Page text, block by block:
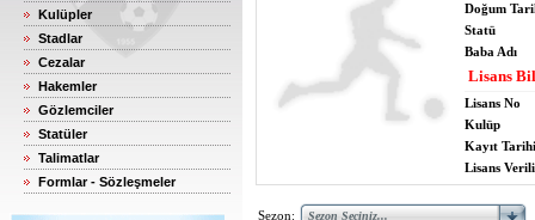
Kulüpler
Stadlar
Cezalar
Hakemler
Gözlemciler
Statüler
Talimatlar
Formlar - Sözleşmeler
Doğum
Statü
Baba Adı
Lisans
Lisans No
Kulüp
Kayıt Tarihi
Lisans
Sezon: